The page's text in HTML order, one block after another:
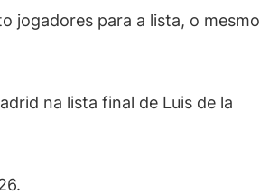
jogadores para a lista, o mesmo
na lista final de Luis de la